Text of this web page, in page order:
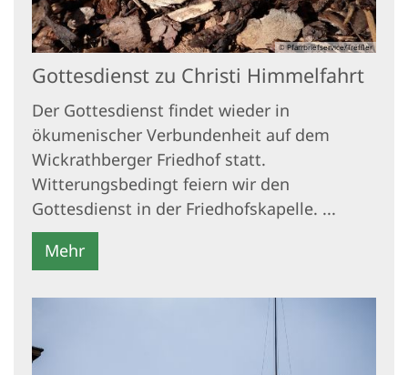
© Pfarrbriefservice/Treffler
Gottesdienst zu Christi Himmelfahrt
Der Gottesdienst findet wieder in
ökumenischer Verbundenheit auf dem
Wickrathberger Friedhof statt.
Witterungsbedingt feiern wir den
Gottesdienst in der Friedhofskapelle. ...
Mehr